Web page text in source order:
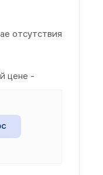
отсутствия
цене -